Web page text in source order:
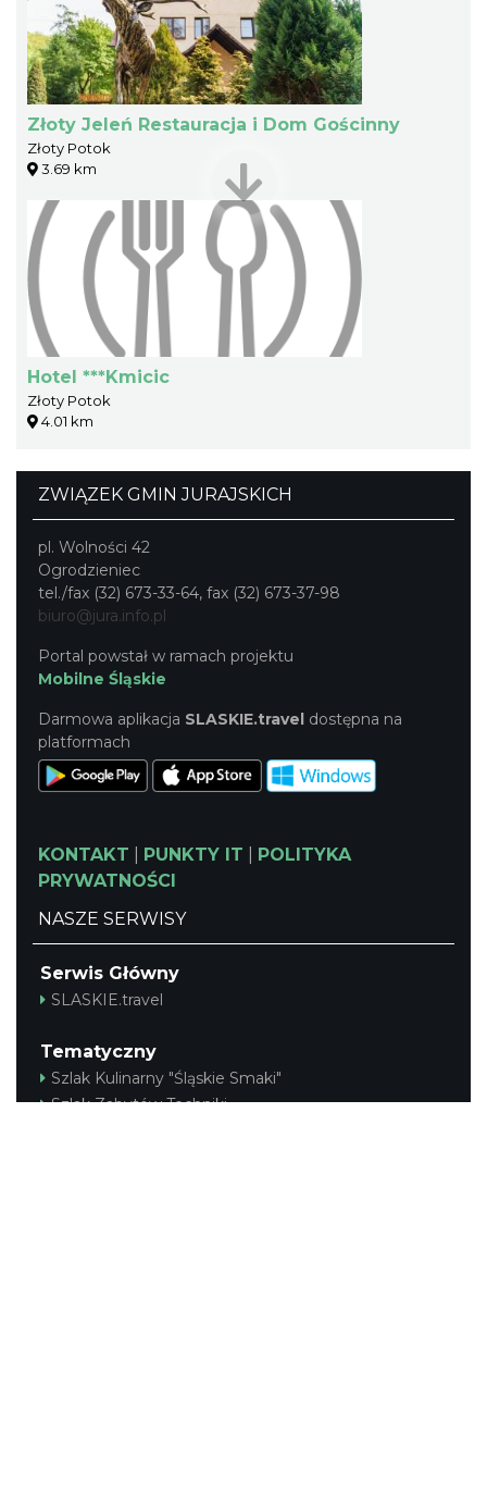
Złoty Jeleń Restauracja i Dom Gościnny
Złoty Potok
3.69 km
Hotel ***Kmicic
Złoty Potok
4.01 km
ZWIĄZEK GMIN JURAJSKICH
pl. Wolności 42
Ogrodzieniec
tel./fax (32) 673-33-64, fax (32) 673-37-98
biuro@jura.info.pl
Portal powstał w ramach projektu
Mobilne Śląskie
Darmowa aplikacja SLASKIE.travel dostępna na
platformach
KONTAKT PUNKTY IT
POLITYKA
PRYWATNOŚCI
NASZE SERWISY
Serwis Główny
SLASKIE.travel
Tematyczny
Szlak Kulinarny "Śląskie Smaki"
Szlak Zabytów Techniki